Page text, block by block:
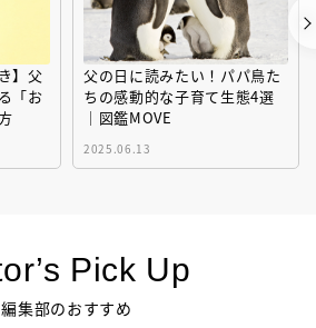
】父
「お
父の日に読みたい！パパ鳥た
ちの感動的な子育て生態4選
｜図鑑MOVE
2025.06.13
Pick Up
編集部のおすすめ